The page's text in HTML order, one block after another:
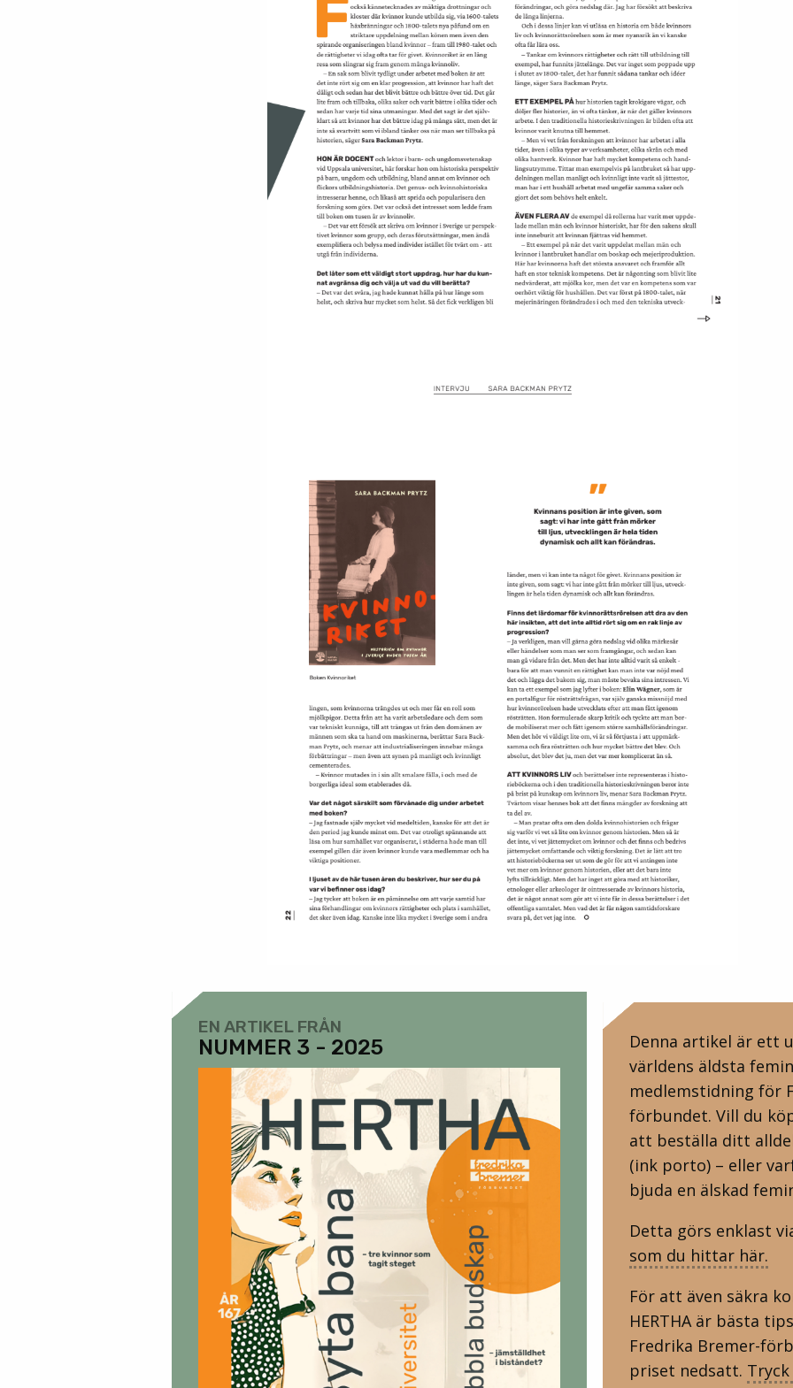
EN ARTIKEL FRÅN
NUMMER 3 - 2025
Denna artikel är ett
världens äldsta
medlemstidning för
förbundet. Vill du
att beställa ditt
(ink porto) – eller
bjuda en älskad
Detta görs enklast
som du hittar här.
För att även säkra
HERTHA är bästa
Fredrika Bremer-
priset nedsatt.